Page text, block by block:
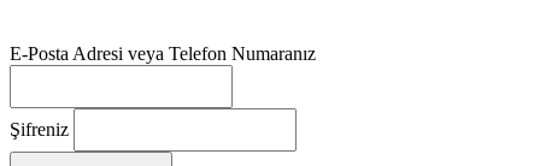
E-Posta Adresi veya Telefon Numaranız
Şifreniz